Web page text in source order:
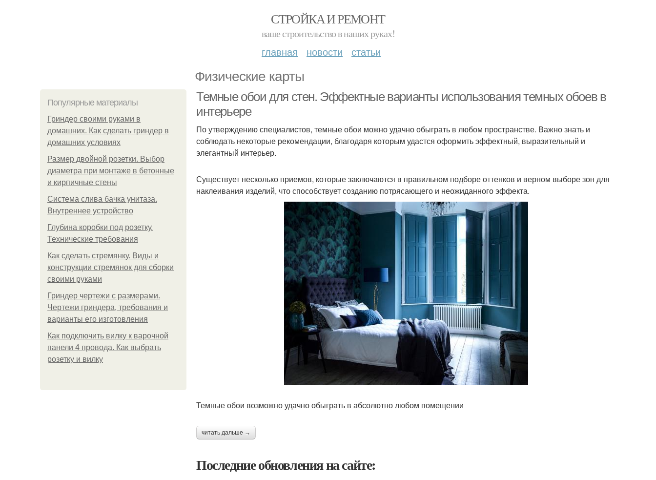
СТРОЙКА И РЕМОНТ
ваше строительство в наших руках!
главная новости статьи
Физические карты
Популярные материалы
Гриндер своими руками в
домашних. Как сделать гриндер в
домашних условиях
Размер двойной розетки. Выбор
диаметра при монтаже в бетонные
и кирпичные стены
Система слива бачка унитаза.
Внутреннее устройство
Глубина коробки под розетку.
Технические требования
Как сделать стремянку. Виды и
конструкции стремянок для сборки
своими руками
Гриндер чертежи с размерами.
Чертежи гриндера, требования и
варианты его изготовления
Как подключить вилку к варочной
панели 4 провода. Как выбрать
розетку и вилку
Темные обои для стен. Эффектные варианты использования темных обоев в
интерьере
По утверждению специалистов, темные обои можно удачно обыграть в любом пространстве. Важно знать и
соблюдать некоторые рекомендации, благодаря которым удастся оформить эффектный, выразительный и
элегантный интерьер.
Существует несколько приемов, которые заключаются в правильном подборе оттенков и верном выборе зон для
наклеивания изделий, что способствует созданию потрясающего и неожиданного эффекта.
Темные обои возможно удачно обыграть в абсолютно любом помещении
читать дальше →
Последние обновления на сайте: